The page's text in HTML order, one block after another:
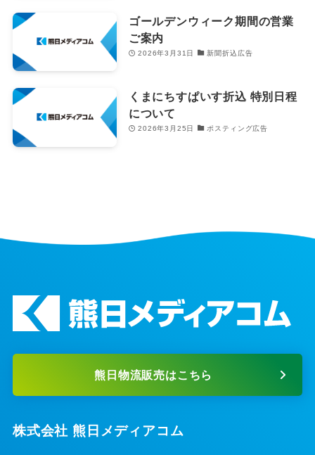
ゴールデンウィーク期間の営業
ご案内
2026年3月31日 新聞折込広告
くまにちすぱいす折込 特別日程
について
2026年3月25日 ポスティング広告
熊日物流販売はこちら
株式会社 熊日メディアコム